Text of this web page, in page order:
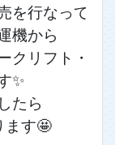
を行なってお
機から
クリフト・ユ
✨
たら
ます🤩